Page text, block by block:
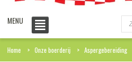
MENU
Home Onze boerderij Aspergebereiding